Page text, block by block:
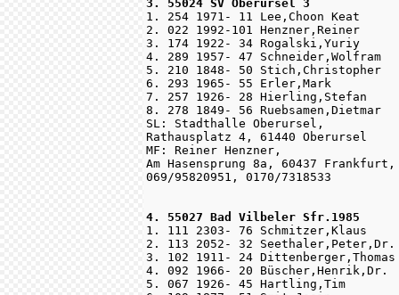
3. 55024 SV Oberursel 3
1. 254 1971- 11 Lee,Choon Keat
2. 022 1992-101 Henzner,Reiner
3. 174 1922- 34 Rogalski,Yuriy
4. 289 1957- 47 Schneider,Wolfram
5. 210 1848- 50 Stich,Christopher
6. 293 1965- 55 Erler,Mark
7. 257 1926- 28 Hierling,Stefan
8. 278 1849- 56 Ruebsamen,Dietmar
SL: Stadthalle Oberursel,
Rathausplatz 4, 61440 Oberursel
MF: Reiner Henzner,
Am Hasensprung 8a, 60437
069/95820951, 0170/7318533
4. 55027 Bad Vilbeler Sfr.1985
1. 111 2303- 76 Schmitzer,Klaus
2. 113 2052- 32 Seethaler,Peter,Dr.
3. 102 1911- 24 Dittenberger,Thomas
4. 092 1966- 20 Büscher,Henrik,Dr.
5. 067 1926- 45 Hartling,Tim